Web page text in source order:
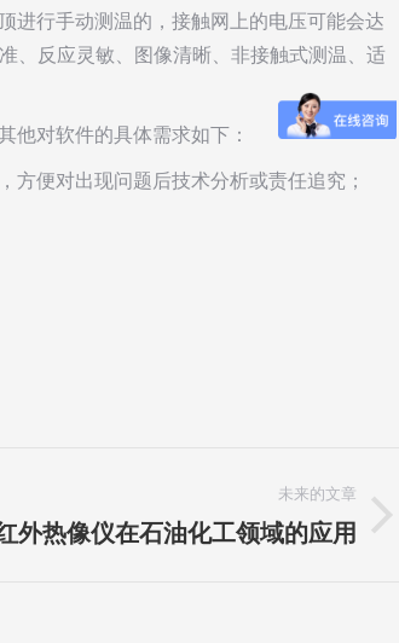
进行手动测温的，接触网上的电压可能会达
、反应灵敏、图像清晰、非接触式测温、适
他对软件的具体需求如下：
便对出现问题后技术分析或责任追究；
未来的文章
外热像仪在石油化工领域的应用